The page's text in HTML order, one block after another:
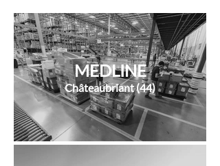
MEDLINE
Châteaubriant (44)